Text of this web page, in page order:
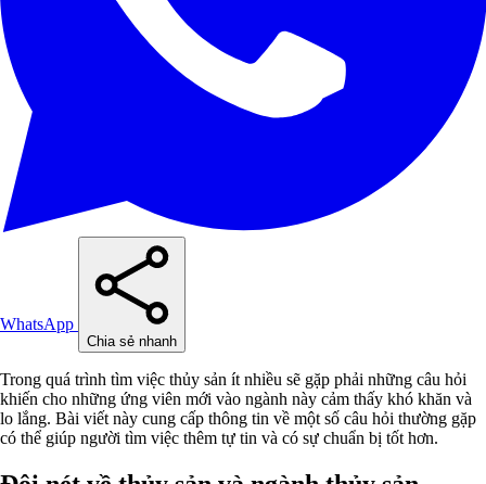
WhatsApp
Chia sẻ nhanh
Trong quá trình tìm việc thủy sản ít nhiều sẽ gặp phải những câu hỏi
khiến cho những ứng viên mới vào ngành này cảm thấy khó khăn và
lo lắng. Bài viết này cung cấp thông tin về một số câu hỏi thường gặp
có thể giúp người tìm việc thêm tự tin và có sự chuẩn bị tốt hơn.